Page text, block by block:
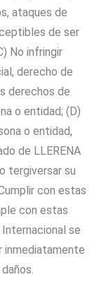
ataques de
de ser
No infringir
derecho de
derechos de
o entidad; (D)
o entidad,
de LLERENA
tergiversar su
con estas
con estas
Internacional se
inmediatamente